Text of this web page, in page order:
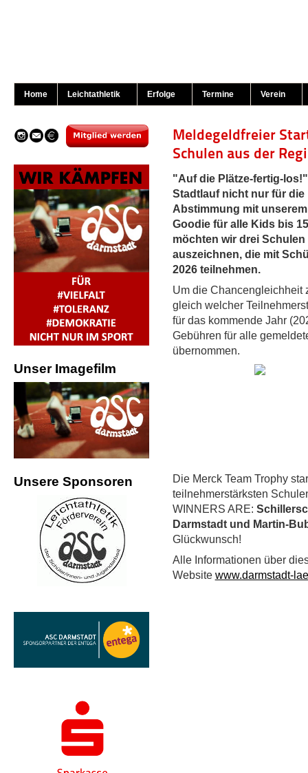
Home Leichtathletik Erfolge Termine Verein
Unser Imagefilm
Unsere Sponsoren
Meldegeldfreier
Schulen aus der
"Auf die Plätze-fertig-
Stadtlauf nicht nur für
Abstimmung mit
Goodie für alle Kids bis
möchten wir drei
auszeichnen, die mit
2026 teilnehmen.
Um die Chancengleichheit
gleich welcher
für das kommende Jahr
Gebühren für alle
übernommen.
Die Merck Team Trophy
teilnehmerstärksten
WINNERS ARE:
Darmstadt und Martin-
Glückwunsch!
Alle Informationen über
Website www.darmstadt-